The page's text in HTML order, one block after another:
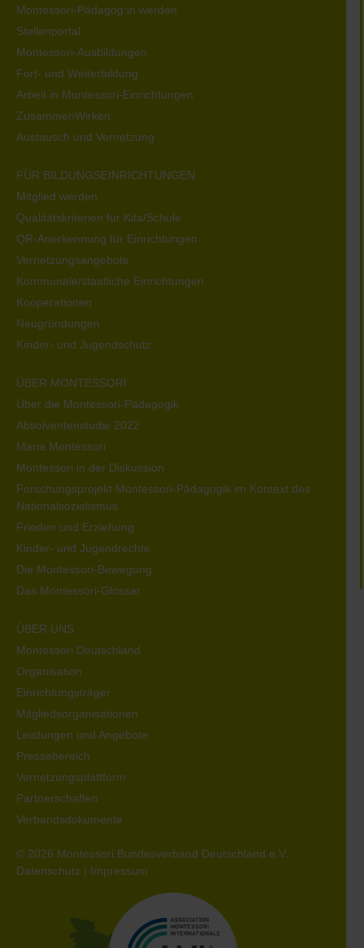
Montessori-Pädagog:in werden
Stellenportal
Montessori-Ausbildungen
Fort- und Weiterbildung
Arbeit in Montessori-Einrichtungen
ZusammenWirken
Austausch und Vernetzung
FÜR BILDUNGSEINRICHTUNGEN
Mitglied werden
Qualitätskriterien für Kita/Schule
QR-Anerkennung für Einrichtungen
Vernetzungsangebote
Kommunale/staatliche Einrichtungen
Kooperationen
Neugründungen
Kinder- und Jugendschutz
ÜBER MONTESSORI
Über die Montessori-Pädagogik
Absolventenstudie 2022
Maria Montessori
Montessori in der Diskussion
Forschungsprojekt Montessori-Pädagogik im Kontext des
Nationalsozialismus
Frieden und Erziehung
Kinder- und Jugendrechte
Die Montessori-Bewegung
Das Montessori-Glossar
ÜBER UNS
Montessori Deutschland
Organisation
Einrichtungsträger
Mitgliedsorganisationen
Leistungen und Angebote
Pressebereich
Vernetzungsplattform
Partnerschaften
Verbandsdokumente
© 2026 Montessori Bundesverband Deutschland e.V.
Datenschutz | Impressum